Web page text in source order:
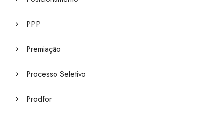
PPP
Premiação
Processo Seletivo
Prodfor